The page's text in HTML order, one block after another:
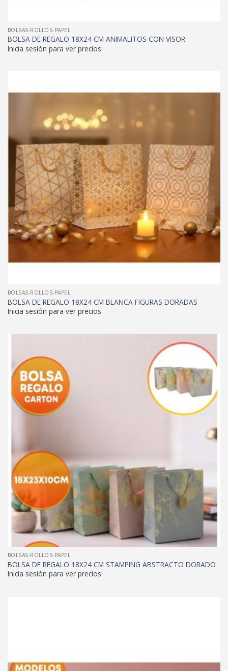
BOLSAS-ROLLOS-PAPEL
BOLSA DE REGALO 18X24 CM ANIMALITOS CON VISOR
Inicia sesión para ver precios
BOLSAS-ROLLOS-PAPEL
BOLSA DE REGALO 18X24 CM BLANCA FIGURAS DORADAS
Inicia sesión para ver precios
BOLSAS-ROLLOS-PAPEL
BOLSA DE REGALO 18X24 CM STAMPING ABSTRACTO DORADO
Inicia sesión para ver precios